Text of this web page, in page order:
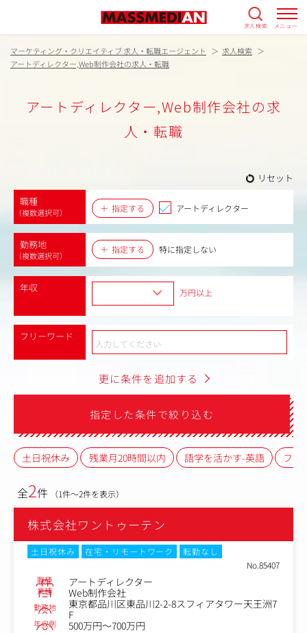
求人検索 メニュー
マーケティング・クリエイティブ 求人・転職エージェント
求人検索
アートディレクター,Web制作会社の求人・転職
アートディレクター,Web制作会社の求
人・転職
リセット
職種
（複数選択可） 指定する アートディレクター
勤務地
（複数選択可）
指定する 特に指定しない
年収 万円以上
フリーワード
更に条件を追加する
指定した条件で絞り込む
土日祝休み 残業月20時間以内 語学を活かす-英語 フレ
全2件 （1件～2件を表示）
株式会社ワントゥーテン
土日祝休み 在宅・リモートワーク
転勤なし
No.85407
職種 アートディレクター
業種 Web制作会社
勤務地
東京都品川区東品川2-2-8スフィアタワー天王洲7
F
年収例
500万円～700万円